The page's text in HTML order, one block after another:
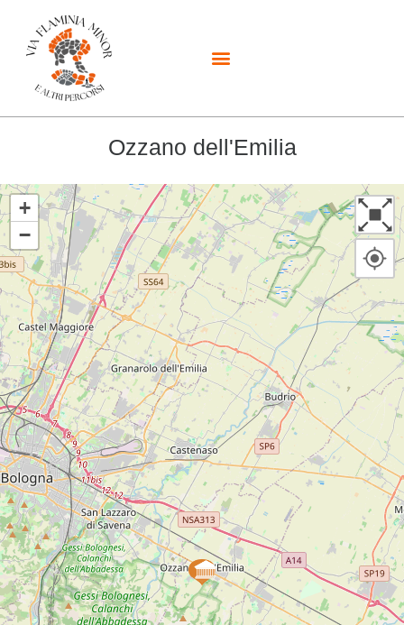
Ozzano dell'Emilia
DESCRIZIONE
NELLE VICINANZE
+
−